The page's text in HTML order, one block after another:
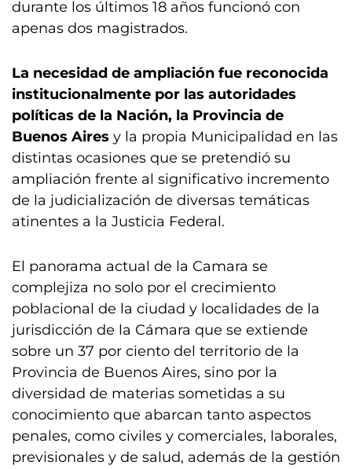
durante los últimos 18 años funcionó con
apenas dos magistrados.
La necesidad de ampliación fue reconocida
institucionalmente por las autoridades
políticas de la Nación, la Provincia de
Buenos Aires y la propia Municipalidad en las
distintas ocasiones que se pretendió su
ampliación frente al significativo incremento
de la judicialización de diversas temáticas
atinentes a la Justicia Federal.
El panorama actual de la Camara se
complejiza no solo por el crecimiento
poblacional de la ciudad y localidades de la
jurisdicción de la Cámara que se extiende
sobre un 37 por ciento del territorio de la
Provincia de Buenos Aires, sino por la
diversidad de materias sometidas a su
conocimiento que abarcan tanto aspectos
penales, como civiles y comerciales, laborales,
previsionales y de salud, además de la gestión